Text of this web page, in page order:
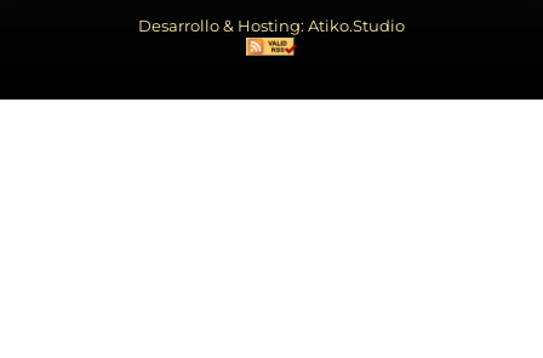
Desarrollo & Hosting: Atiko.Studio